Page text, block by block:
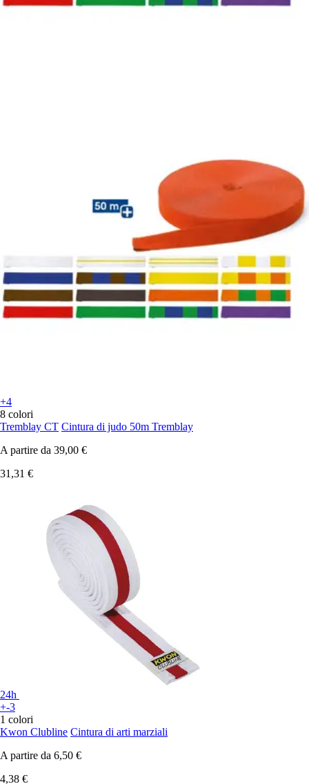
+4
8 colori
Tremblay CT Cintura di judo 50m Tremblay
A partire da 39,00 €
31,31 €
24h
+-3
1 colori
Kwon Clubline Cintura di arti marziali
A partire da 6,50 €
4,38 €